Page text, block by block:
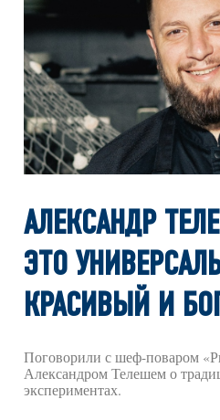
АЛЕКСАНДР
ЭТО
КРАСИВЫЙ И
Поговорили с шеф-поваром
Александром Телешем о
экспериментах.